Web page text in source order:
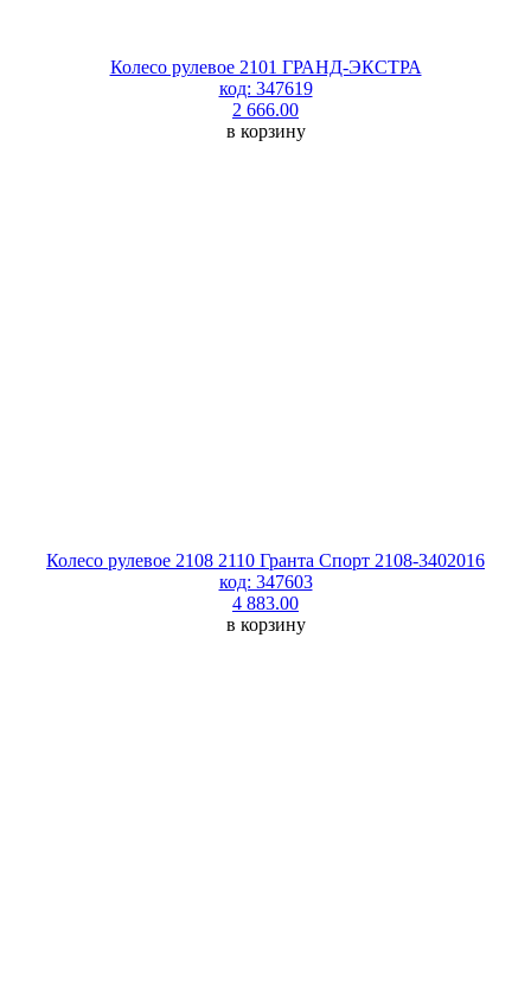
Колесо рулевое 2101 ГРАНД-ЭКСТРА
код: 347619
2 666.00
в корзину
Колесо рулевое 2108 2110 Гранта Спорт 2108-3402016
код: 347603
4 883.00
в корзину